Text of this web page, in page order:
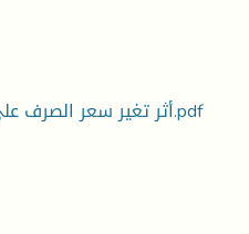
أثر تغير سعر الصرف على ميزان المدفوعات حالة الجزائر.pdf